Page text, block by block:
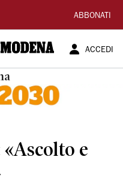
ABBONATI
ACCEDI
«Ascolto e